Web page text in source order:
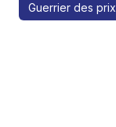
Guerrier des prix